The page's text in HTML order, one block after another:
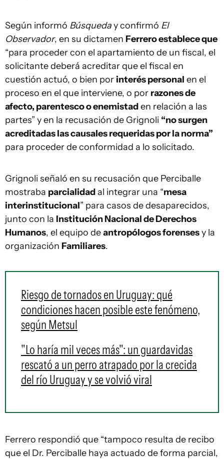
Según informó Búsqueday confirmó El
Observador, en su dictamen Ferrero establece que
“para proceder con el apartamiento de un fiscal, el
solicitante deberá acreditar que el fiscal en
cuestión actuó, o bien por interés personal en el
proceso en el que interviene, o por razones de
afecto, parentesco o enemistaden relación a las
partes” y en la recusación de Grignoli “no surgen
acreditadas las causales requeridas por la norma”
para proceder de conformidad a lo solicitado.
Grignoli señaló en su recusación que Perciballe
mostraba parcialidadal integrar una “mesa
interinstitucional” para casos de desaparecidos,
junto con la Institución Nacional de Derechos
Humanos, el equipo deantropólogos forensesy la
organización Familiares.
Riesgo de tornados en Uruguay: qué
condiciones hacen posible este fenómeno,
según Metsul
"Lo haría mil veces más": un guardavidas
rescató a un perro atrapado por la crecida
del río Uruguay y se volvió viral
Ferrero respondió que “tampoco resulta de recibo
que el Dr. Perciballe haya actuado de forma parcial,